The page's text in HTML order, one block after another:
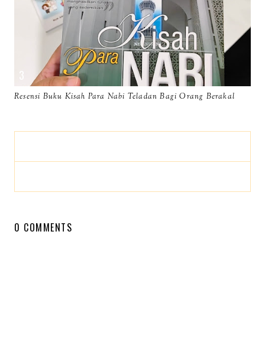
Resensi Buku Kisah Para Nabi Teladan Bagi Orang Berakal
0 COMMENTS